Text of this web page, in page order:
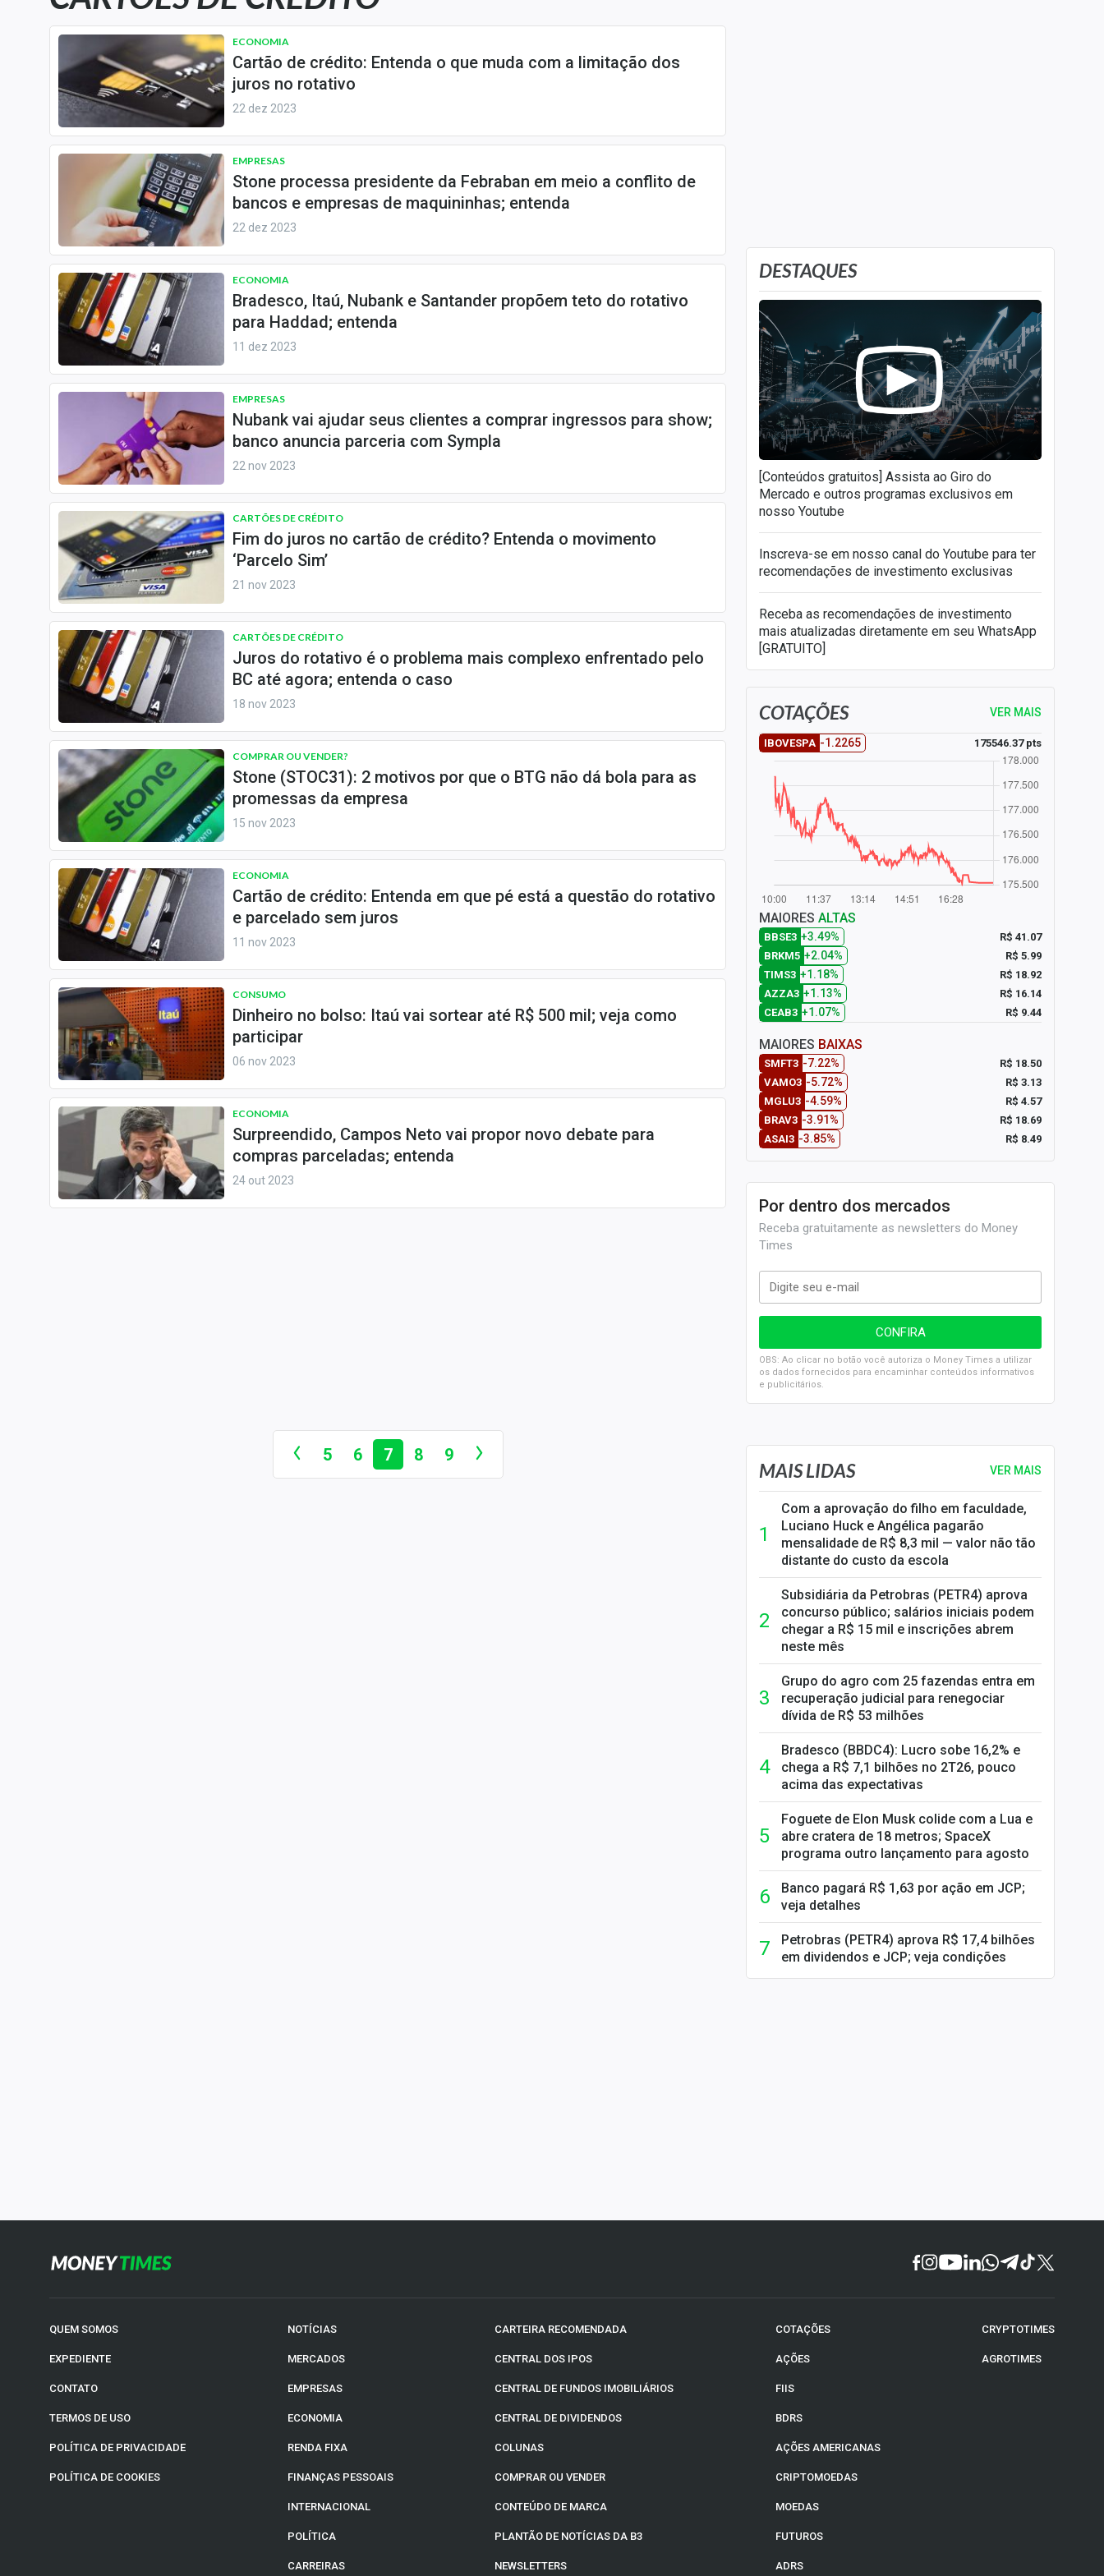
Central de Dividendos
Central de Fundos
Imobiliários
Central dos IPOs
Renda Fixa
Finanças Pessoais
Empresas
Colunas
Internacional
Conteúdo de Marca
Sobre
Contato
ECONOMIA
Cartão de crédito: Entenda o que muda com a limitação dos
juros no rotativo
22 dez 2023
EMPRESAS
Stone processa presidente da Febraban em meio a conflito de
bancos e empresas de maquininhas; entenda
22 dez 2023
ECONOMIA
Bradesco, Itaú, Nubank e Santander propõem teto do rotativo
para Haddad; entenda
11 dez 2023
EMPRESAS
Nubank vai ajudar seus clientes a comprar ingressos para show;
banco anuncia parceria com Sympla
22 nov 2023
CARTÕES DE CRÉDITO
Fim do juros no cartão de crédito? Entenda o movimento
‘Parcelo Sim’
21 nov 2023
CARTÕES DE CRÉDITO
Juros do rotativo é o problema mais complexo enfrentado pelo
BC até agora; entenda o caso
18 nov 2023
COMPRAR OU VENDER?
Stone (STOC31): 2 motivos por que o BTG não dá bola para as
promessas da empresa
15 nov 2023
ECONOMIA
Cartão de crédito: Entenda em que pé está a questão do rotativo
e parcelado sem juros
11 nov 2023
CONSUMO
Dinheiro no bolso: Itaú vai sortear até R$ 500 mil; veja como
participar
06 nov 2023
ECONOMIA
Surpreendido, Campos Neto vai propor novo debate para
compras parceladas; entenda
24 out 2023
5 6 7 8 9
DESTAQUES
[Conteúdos gratuitos] Assista ao Giro do
Mercado e outros programas exclusivos em
nosso Youtube
Inscreva-se em nosso canal do Youtube para ter
recomendações de investimento exclusivas
Receba as recomendações de investimento
mais atualizadas diretamente em seu WhatsApp
[GRATUITO]
COTAÇÕES VER MAIS
IBOVESPA -1.2265 175546.37 pts
MAIORES ALTAS
BBSE3 +3.49%
R$ 41.07
BRKM5 +2.04%
R$ 5.99
TIMS3 +1.18%
R$ 18.92
AZZA3 +1.13%
R$ 16.14
CEAB3 +1.07% R$ 9.44
MAIORES BAIXAS
SMFT3 -7.22%
R$ 18.50
VAMO3 -5.72%
R$ 3.13
MGLU3 -4.59%
R$ 4.57
BRAV3 -3.91%
R$ 18.69
ASAI3 -3.85% R$ 8.49
Por dentro dos mercados
Receba gratuitamente as newsletters do Money
Times
OBS: Ao clicar no botão você autoriza o Money Times a utilizar
os dados fornecidos para encaminhar conteúdos informativos
e publicitários.
SELIC em 14%: A repercussão da decisão sobre os JUROS
MAIS LIDAS VER MAIS
Com a aprovação do filho em faculdade,
Luciano Huck e Angélica pagarão
mensalidade de R$ 8,3 mil — valor não tão
distante do custo da escola
Subsidiária da Petrobras (PETR4) aprova
concurso público; salários iniciais podem
chegar a R$ 15 mil e inscrições abrem
neste mês
Grupo do agro com 25 fazendas entra em
recuperação judicial para renegociar
dívida de R$ 53 milhões
Bradesco (BBDC4): Lucro sobe 16,2% e
chega a R$ 7,1 bilhões no 2T26, pouco
acima das expectativas
Foguete de Elon Musk colide com a Lua e
abre cratera de 18 metros; SpaceX
programa outro lançamento para agosto
Banco pagará R$ 1,63 por ação em JCP;
veja detalhes
Petrobras (PETR4) aprova R$ 17,4 bilhões
em dividendos e JCP; veja condições
QUEM SOMOS
EXPEDIENTE
CONTATO
TERMOS DE USO
POLÍTICA DE PRIVACIDADE
POLÍTICA DE COOKIES
NOTÍCIAS
MERCADOS
EMPRESAS
ECONOMIA
RENDA FIXA
FINANÇAS PESSOAIS
INTERNACIONAL
POLÍTICA
CARREIRAS
CARTEIRA RECOMENDADA
CENTRAL DOS IPOS
CENTRAL DE FUNDOS IMOBILIÁRIOS
CENTRAL DE DIVIDENDOS
COLUNAS
COMPRAR OU VENDER
CONTEÚDO DE MARCA
PLANTÃO DE NOTÍCIAS DA B3
NEWSLETTERS
COTAÇÕES
AÇÕES
FIIS
BDRS
AÇÕES AMERICANAS
CRIPTOMOEDAS
MOEDAS
FUTUROS
ADRS
CRYPTOTIMES
AGROTIMES